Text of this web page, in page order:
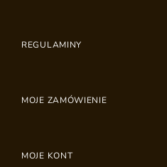
REGULAMINY
MOJE ZAMÓWIENIE
MOJE KONT